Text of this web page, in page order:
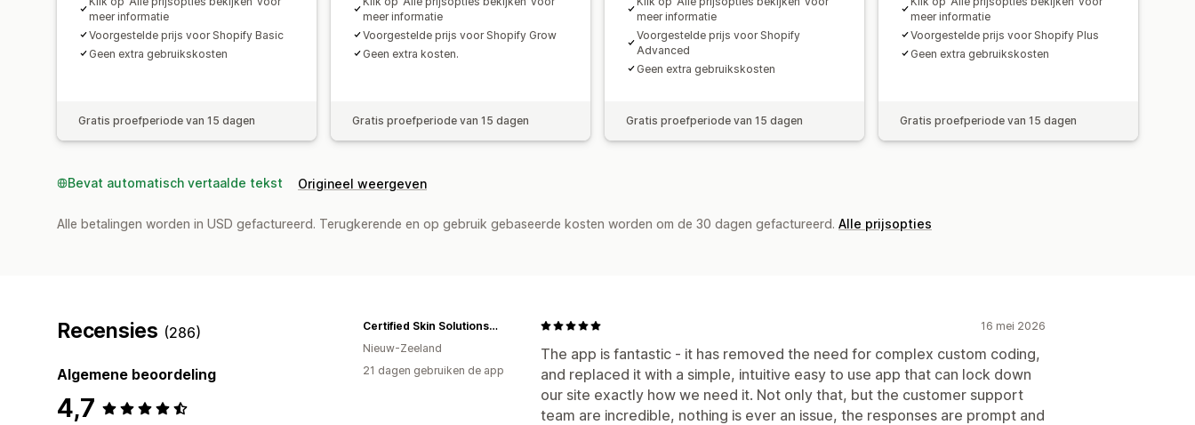
meer informatie
Voorgestelde prijs voor Shopify Basic
Geen extra gebruikskosten
Gratis proefperiode van 15 dagen
meer informatie
Voorgestelde prijs voor Shopify Grow
Geen extra kosten.
Gratis proefperiode van 15 dagen
meer informatie
Voorgestelde prijs voor Shopify
Advanced
Geen extra gebruikskosten
Gratis proefperiode van 15 dagen
meer informatie
Voorgestelde prijs voor Shopify Plus
Geen extra gebruikskosten
Gratis proefperiode van 15 dagen
Bevat automatisch vertaalde tekst Origineel weergeven
Alle betalingen worden in USD gefactureerd. Terugkerende en op gebruik gebaseerde kosten worden om de 30 dagen gefactureerd. Alle prijsopties
Recensies (286)
Algemene beoordeling
4,7
16 mei 2026
The app is fantastic - it has removed the need for complex custom coding,
and replaced it with a simple, intuitive easy to use app that can lock down
our site exactly how we need it. Not only that, but the customer support
team are incredible, nothing is ever an issue, the responses are prompt and
Certified Skin Solutions NZ
Nieuw-Zeeland
21 dagen gebruiken de app